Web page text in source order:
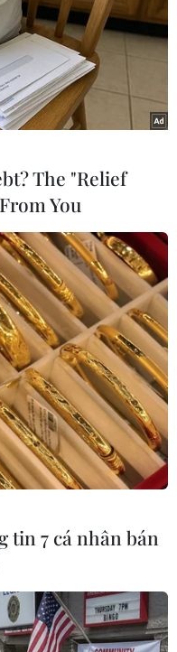
cấp
#Virus corona
2 Hàn Quốc
người lưu
The "Relief
You
tin 7 cá nhân bán